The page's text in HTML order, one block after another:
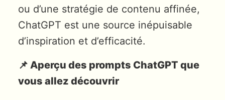
ou d’une stratégie de contenu affinée,
ChatGPT est une source inépuisable
d’inspiration et d’efficacité.
📌 Aperçu des prompts ChatGPT que
vous allez découvrir